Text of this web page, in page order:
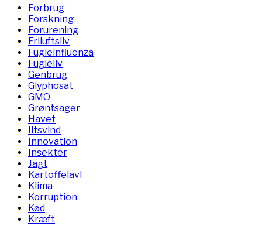
Forbrug
Forskning
Forurening
Friluftsliv
Fugleinfluenza
Fugleliv
Genbrug
Glyphosat
GMO
Grøntsager
Havet
Iltsvind
Innovation
Insekter
Jagt
Kartoffelavl
Klima
Korruption
Kød
Kræft